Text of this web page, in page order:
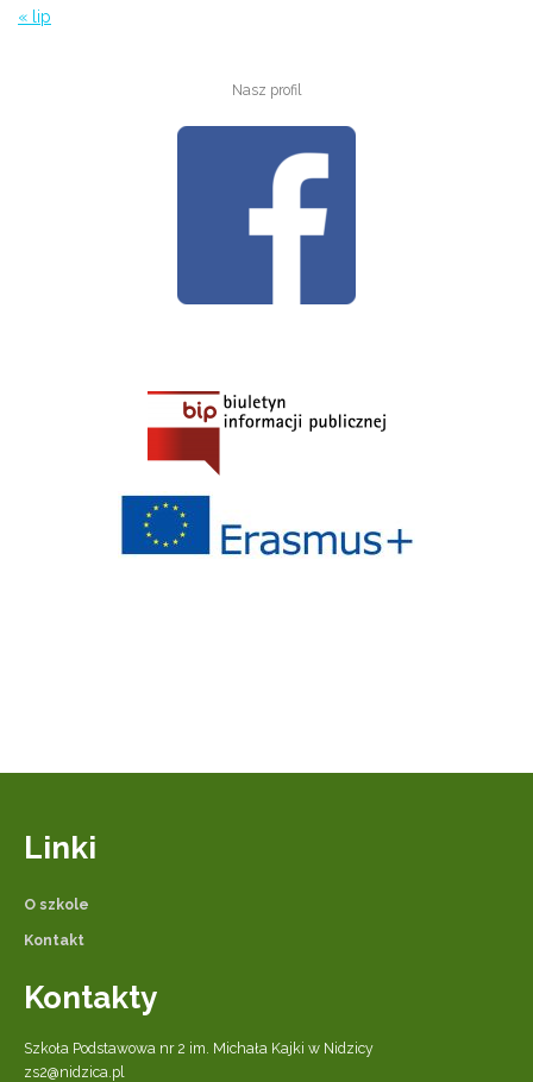
« lip
Nasz profil
Linki
O szkole
Kontakt
Kontakty
Szkoła Podstawowa nr 2 im. Michała Kajki w Nidzicy
zs2@nidzica.pl